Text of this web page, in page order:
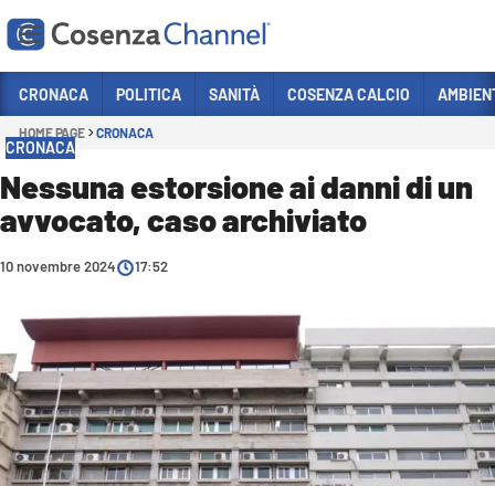
Sezioni
POLITICA
ITALIA MONDO
SANITÀ
SPORT
CULTURA
CRONACA POLITICA SANITÀ COSENZA CALCIO
HOME PAGE CRONACA
CRONACA
Nessuna estorsione ai danni di un
avvocato, caso archiviato
10 novembre 2024 17:52